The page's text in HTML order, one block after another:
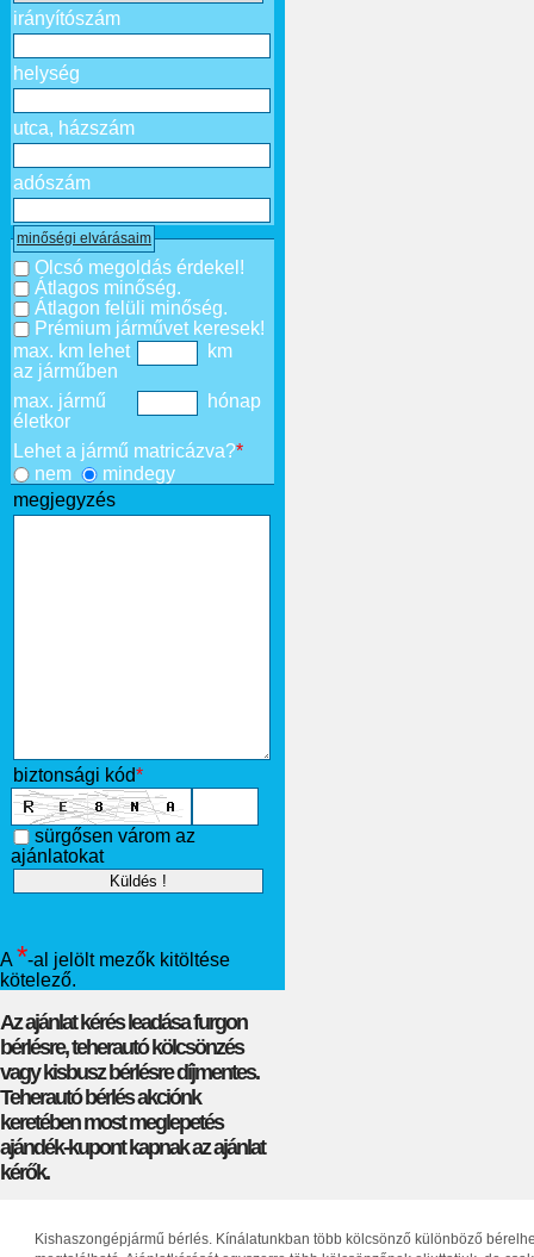
irányítószám
helység
utca, házszám
adószám
minőségi elvárásaim
Olcsó megoldás érdekel!
Átlagos minőség.
Átlagon felüli minőség.
Prémium járművet keresek!
max. km lehet
az járműben
km
max. jármű
életkor
hónap
Lehet a jármű matricázva?*
nem
mindegy
megjegyzés
biztonsági kód*
sürgősen várom az
ajánlatokat
A *-al jelölt mezők kitöltése
kötelező.
Az ajánlat kérés leadása furgon
bérlésre, teherautó kölcsönzés
vagy kisbusz bérlésre díjmentes.
Teherautó bérlés akciónk
keretében most meglepetés
ajándék-kupont kapnak az ajánlat
kérők.
Kishaszongépjármű bérlés. Kínálatunkban több kölcsönző különböző